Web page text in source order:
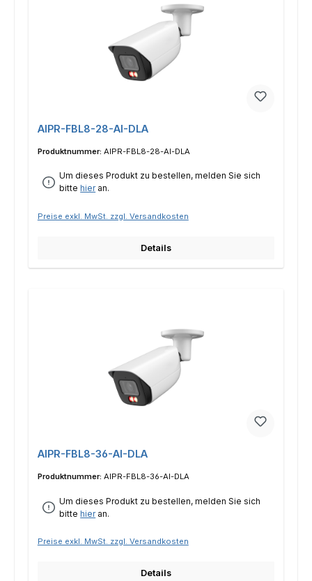
AIPR-FBL8-28-AI-DLA
Produktnummer: AIPR-FBL8-28-AI-DLA
Um dieses Produkt zu bestellen, melden Sie sich
bittehieran.
Preise exkl. MwSt. zzgl. Versandkosten
Details
AIPR-FBL8-36-AI-DLA
Produktnummer: AIPR-FBL8-36-AI-DLA
Um dieses Produkt zu bestellen, melden Sie sich
bittehieran.
Preise exkl. MwSt. zzgl. Versandkosten
Details